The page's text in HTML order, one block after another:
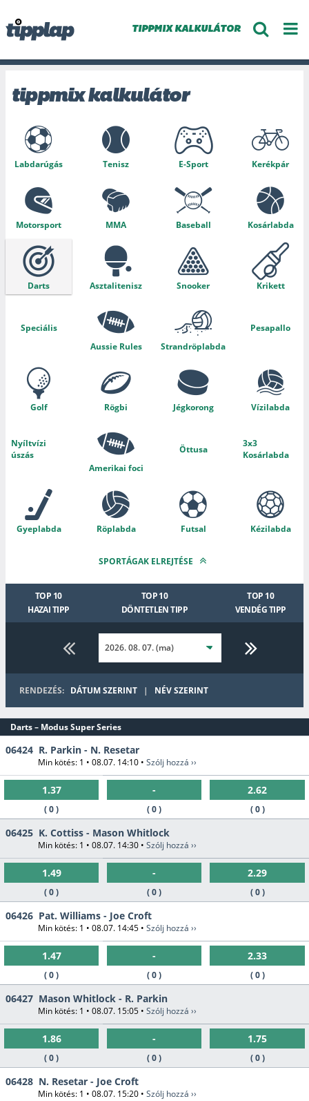
TIPPMIX KALKULÁTOR
tippmix kalkulátor
Labdarúgás Tenisz E-Sport Kerékpár
Motorsport MMA Baseball Kosárlabda
Darts Asztalitenisz Snooker Krikett
Speciális
Aussie Rules
Strandröplabda
Pesapallo
Golf Rögbi Jégkorong Vízilabda
Nyíltvízi
úszás
Amerikai foci
Öttusa
3x3
Kosárlabda
Gyeplabda Röplabda Futsal Kézilabda
SPORTÁGAK ELREJTÉSE
TOP 10
HAZAI TIPP
TOP 10
DÖNTETLEN TIPP
TOP 10
VENDÉG TIPP
RENDEZÉS: DÁTUM SZERINT | NÉV SZERINT
Darts – Modus Super Series
06424 R. Parkin - N. Resetar
Min kötés: 1 • 08.07. 14:10 • Szólj hozzá ››
1.37
( 0 )
-
( 0 )
2.62
( 0 )
06425 K. Cottiss - Mason Whitlock
Min kötés: 1 • 08.07. 14:30 • Szólj hozzá ››
1.49
( 0 )
-
( 0 )
2.29
( 0 )
06426 Pat. Williams - Joe Croft
Min kötés: 1 • 08.07. 14:45 • Szólj hozzá ››
1.47
( 0 )
-
( 0 )
2.33
( 0 )
06427 Mason Whitlock - R. Parkin
Min kötés: 1 • 08.07. 15:05 • Szólj hozzá ››
1.86
( 0 )
-
( 0 )
1.75
( 0 )
06428 N. Resetar - Joe Croft
Min kötés: 1 • 08.07. 15:20 • Szólj hozzá ››